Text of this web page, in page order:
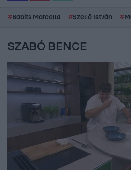
# Babits Marcella #Szellő István #
SZABÓ BENCE